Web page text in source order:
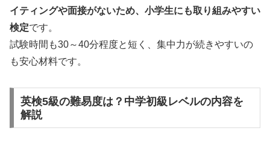
イティングや面接がないため、小学生にも取り組みやすい
検定です。
試験時間も30～40分程度と短く、集中力が続きやすいの
も安心材料です。
英検5級の難易度は？中学初級レベルの内容を
解説